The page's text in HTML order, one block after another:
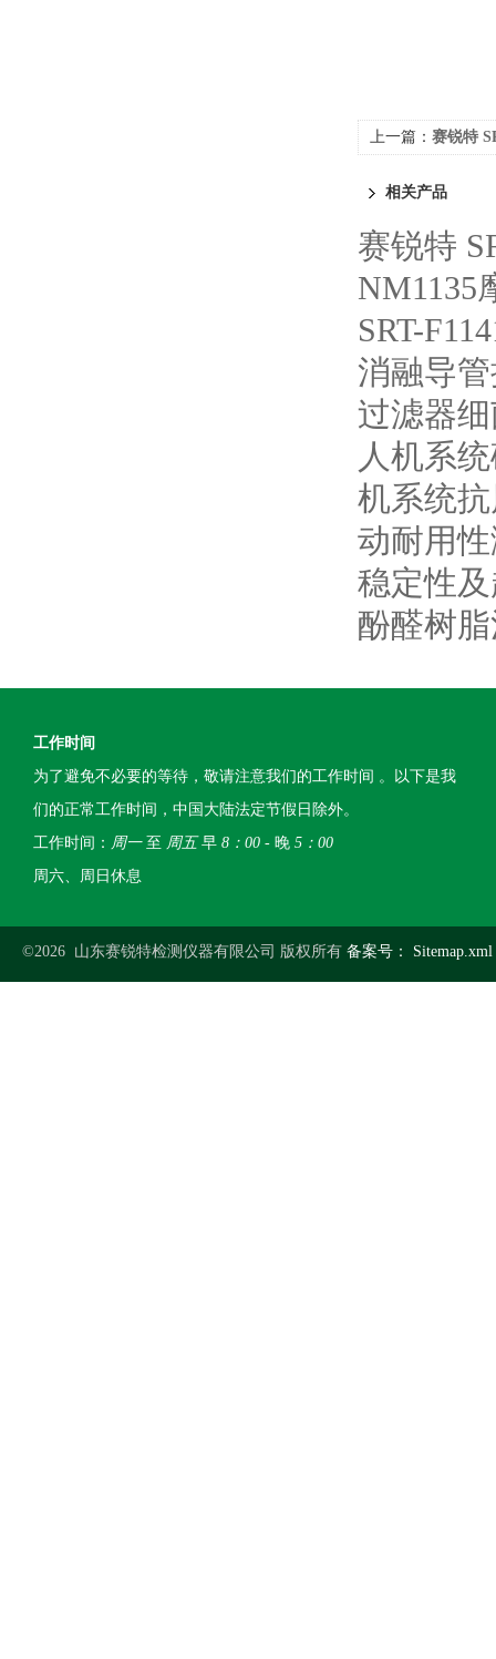
上一篇： 赛锐特
相关产品
赛锐特
NM1135
SRT-
消融导
过滤器
人机系
机系统
动耐用
稳定性
酚醛树
工作时间
为了避免不必要的等待，敬请注意我们的工作时间 。以下是我
们的正常工作时间，中国大陆法定节假日除外。
工作时间： 周一至 周五早 8：00 - 晚 5：00
周六、周日休息
©2026 山东赛锐特检测仪器有限公司 版权所有 备案号： Sitemap.xml